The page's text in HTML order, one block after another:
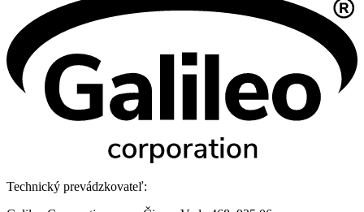
Technický prevádzkovateľ: